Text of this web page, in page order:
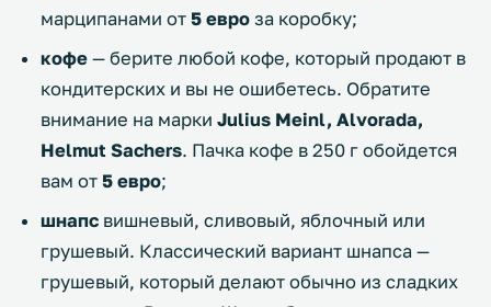
марципанами от 5 евро за коробку;
кофе — берите любой кофе, который продают в
кондитерских и вы не ошибетесь. Обратите
внимание на марки Julius Meinl, Alvorada,
Helmut Sachers. Пачка кофе в 250 г обойдется
вам от 5 евро;
шнапс вишневый, сливовый, яблочный или
грушевый. Классический вариант шнапса —
грушевый, который делают обычно из сладких